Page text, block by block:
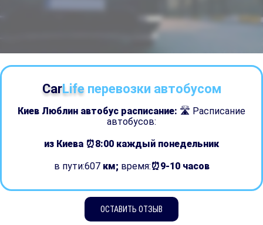
CarLifeперевозки автобусом
Киев Люблин автобус расписание: 🛣 Расписание
автобусов:
из Киева ⏰8:00 каждый понедельник
в пути:607км; время:⏰9-10 часов
ОСТАВИТЬ ОТЗЫВ